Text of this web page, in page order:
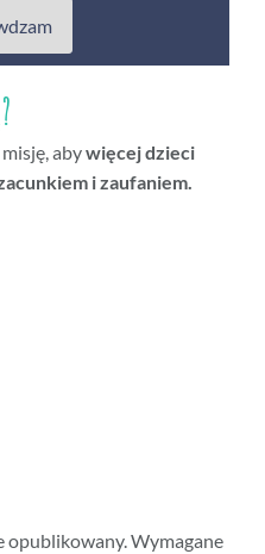
abywięcej dzieci
i zaufaniem.
opublikowany.Wymagane